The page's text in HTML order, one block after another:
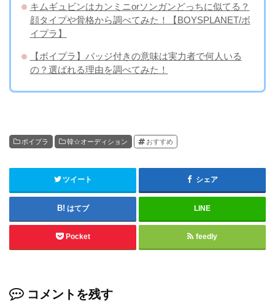
キムギュビンはカンミニorソンガンどっちに似てる？
顔タイプや骨格から調べてみた！【BOYSPLANET/ボ
イプラ】
【ボイプラ】バッジ付きの意味は実力者で何人いる
の？選ばれる理由を調べてみた！
ボイプラ 韓☆オーディション おすすめ
ツイート シェア
はてブ LINE
Pocket feedly
コメントを残す